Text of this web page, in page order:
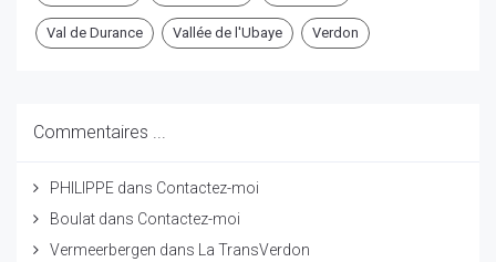
Val de Durance Vallée de l'Ubaye Verdon
Commentaires ...
PHILIPPE dans Contactez-moi
Boulat dans Contactez-moi
Vermeerbergen dans
La TransVerdon